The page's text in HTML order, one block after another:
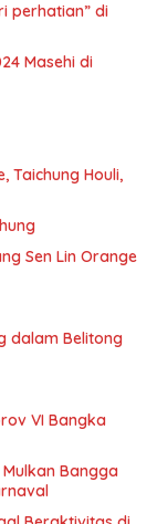
perhatian” di
Masehi di
Taichung Houli,
Sen Lin Orange
dalam Belitong
VI Bangka
Bangga